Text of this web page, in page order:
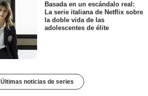
Basada en un escándalo real:
La serie italiana de Netflix sobre
la doble vida de las
adolescentes de élite
Últimas noticias de series